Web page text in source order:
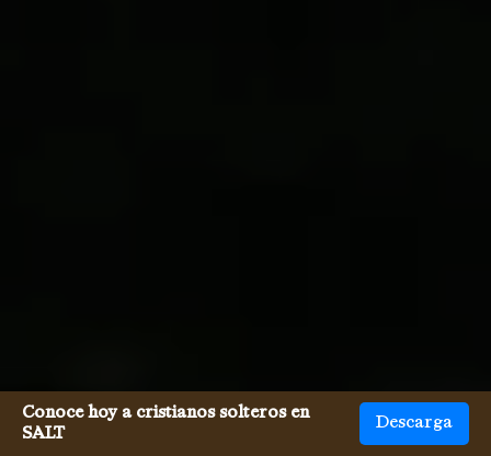
Conoce hoy a cristianos solteros en
SALT
Descarga